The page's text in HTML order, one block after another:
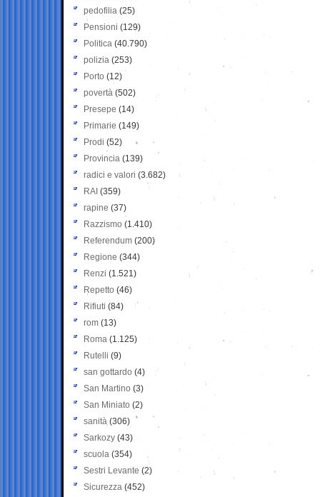
pedofilia (25)
Pensioni (129)
Politica (40.790)
polizia (253)
Porto (12)
povertà (502)
Presepe (14)
Primarie (149)
Prodi (52)
Provincia (139)
radici e valori (3.682)
RAI (359)
rapine (37)
Razzismo (1.410)
Referendum (200)
Regione (344)
Renzi (1.521)
Repetto (46)
Rifiuti (84)
rom (13)
Roma (1.125)
Rutelli (9)
san gottardo (4)
San Martino (3)
San Miniato (2)
sanità (306)
Sarkozy (43)
scuola (354)
Sestri Levante (2)
Sicurezza (452)